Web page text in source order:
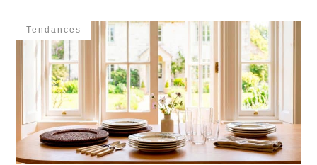
Tendances